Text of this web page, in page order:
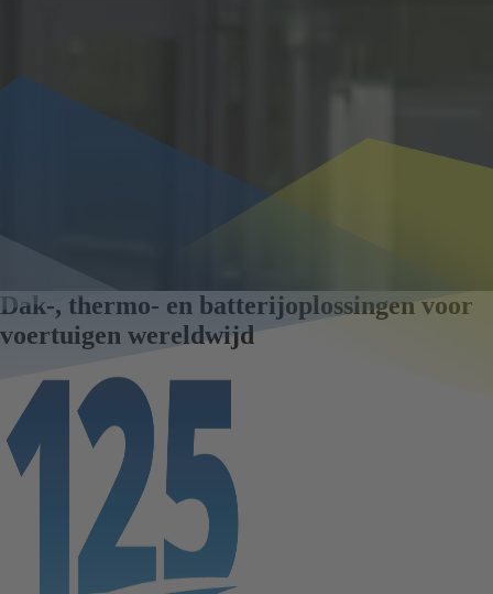
Dak-, thermo- en batterijoplossingen voor
voertuigen wereldwijd